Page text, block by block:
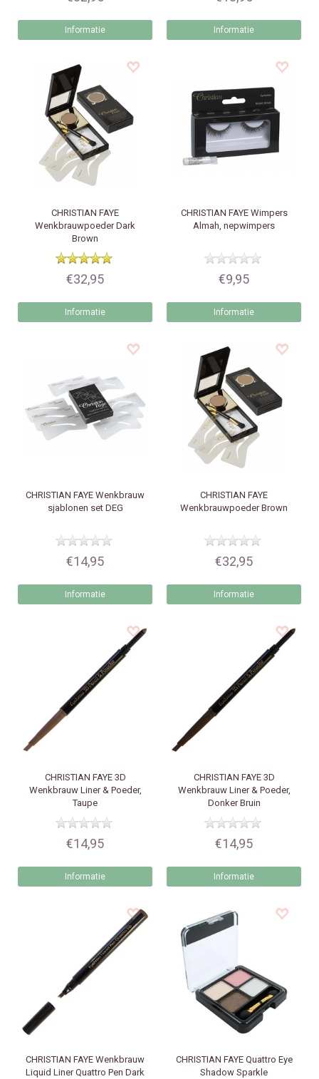
Informatie Informatie
CHRISTIAN FAYE
Wenkbrauwpoeder Dark
Brown
€32,95
Informatie
CHRISTIAN FAYEWimpers
Almah, nepwimpers
€9,95
Informatie
CHRISTIAN FAYE Wenkbrauw
sjablonen set DEG
€14,95
Informatie
CHRISTIAN FAYE
Wenkbrauwpoeder Brown
€32,95
Informatie
CHRISTIAN FAYE3D
Wenkbrauw Liner & Poeder,
Taupe
€14,95
Informatie
CHRISTIAN FAYE3D
Wenkbrauw Liner & Poeder,
Donker Bruin
€14,95
Informatie
CHRISTIAN FAYE Wenkbrauw
Liquid Liner Quattro Pen Dark
CHRISTIAN FAYEQuattro Eye
Shadow Sparkle